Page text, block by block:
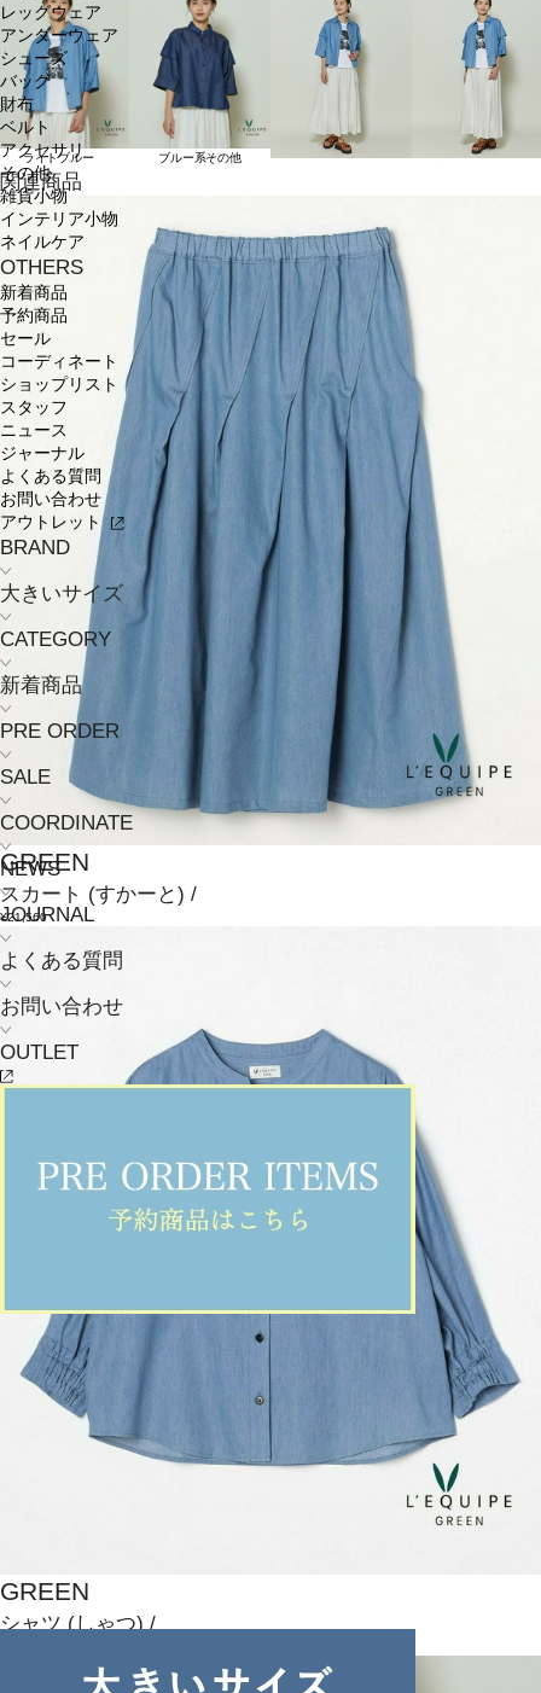
レッグウェア
アンダーウェア
シューズ
バッグ
財布
ベルト
アクセサリ
その他
雑貨小物
インテリア小物
ネイルケア
OTHERS
新着商品
予約商品
セール
コーディネート
ショップリスト
スタッフ
ニュース
ジャーナル
よくある質問
お問い合わせ
アウトレット
BRAND
大きいサイズ
CATEGORY
新着商品
PRE ORDER
SALE
COORDINATE
NEWS
JOURNAL
よくある質問
お問い合わせ
OUTLET
ライトブルー ブルー系その他
関連商品
GREEN
スカート (すかーと) /
¥21,560
GREEN
シャツ(しゃつ) /